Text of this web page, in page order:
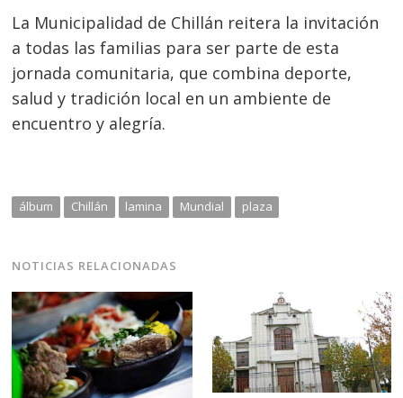
La Municipalidad de Chillán reitera la invitación
a todas las familias para ser parte de esta
jornada comunitaria, que combina deporte,
salud y tradición local en un ambiente de
encuentro y alegría.
álbum Chillán lamina Mundial plaza
NOTICIAS RELACIONADAS